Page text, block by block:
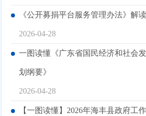
《公开募捐平台服务管理办法》解读
2026-04-28
一图读懂《广东省国民经济和社会
划纲要》
2026-04-28
【一图读懂】2026年海丰县政府工